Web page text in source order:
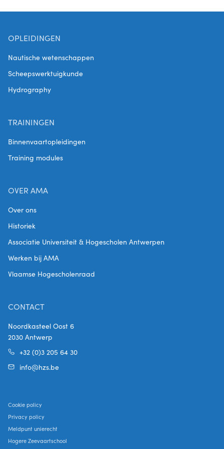
OPLEIDINGEN
Nautische wetenschappen
Scheepswerktuigkunde
Hydrography
TRAININGEN
Binnenvaartopleidingen
Training modules
OVER AMA
Over ons
Historiek
Associatie Universiteit & Hogescholen Antwerpen
Werken bij AMA
Vlaamse Hogescholenraad
CONTACT
Noordkasteel Oost 6
2030 Antwerp
+32 (0)3 205 64 30
info@hzs.be
Cookie policy
Privacy policy
Meldpunt unierecht
Hogere Zeevaartschool